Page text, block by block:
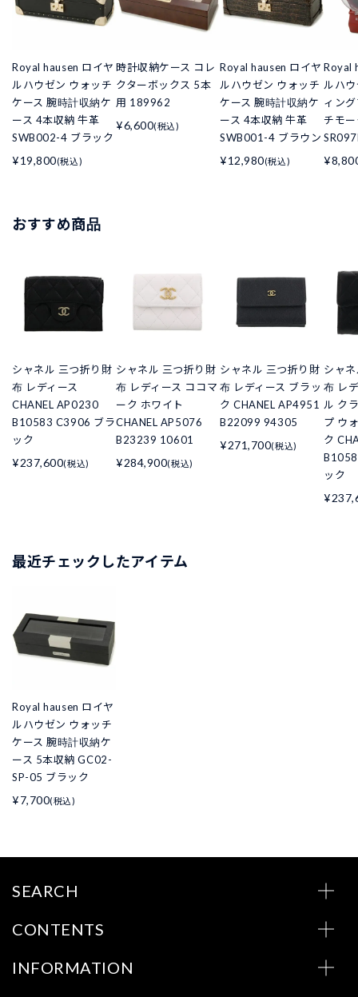
Royal hausen ロイヤ
ルハウゼン ウォッチ
ケース 腕時計収納ケ
ース 4本収納 牛革
SWB002-4 ブラック
¥19,800(税込)
時計収納ケース コレ
クターボックス 5本
用 189962
¥6,600(税込)
Royal hausen ロイヤ
ルハウゼン ウォッチ
ケース 腕時計収納ケ
ース 4本収納 牛革
SWB001-4 ブラウン
¥12,980(税込)
Royal
ルハ
ィン
チモ
おすすめ商品
シャネル 三つ折り財
布 レディース
CHANEL AP0230
B10583 C3906 ブラ
ック
¥237,600(税込)
シャネル 三つ折り財
布 レディース ココマ
ーク ホワイト
CHANEL AP5076
B23239 10601
¥284,900(税込)
シャネル 三つ折り財
布 レディース ブラッ
ク CHANEL AP4951
B22099 94305
¥271,700(税込)
シャ
布 レ
ル ク
プ ウ
ク
ック
最近チェックしたアイテム
Royal hausen ロイヤ
ルハウゼン ウォッチ
ケース 腕時計収納ケ
ース 5本収納 GC02-
SP-05 ブラック
¥7,700(税込)
SEARCH
CONTENTS
INFORMATION